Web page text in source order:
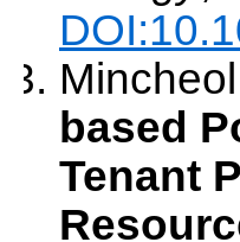
based
Tenant